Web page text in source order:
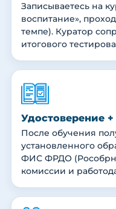
Записываетесь на
воспитание»,
темпе). Куратор
итогового
Удостоверение
После обучения
установленного
ФИС ФРДО
комиссии и